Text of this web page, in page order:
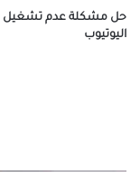
حل مشكلة عدم تشغيل
اليوتيوب